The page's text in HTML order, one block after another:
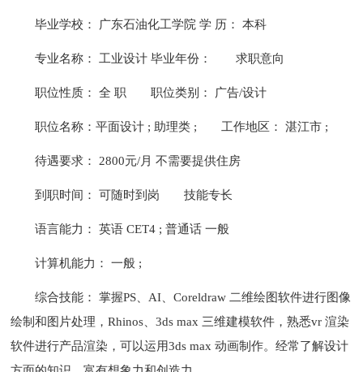
毕业学校： 广东石油化工学院 学 历： 本科
专业名称： 工业设计 毕业年份： 求职意向
职位性质： 全 职 职位类别： 广告/设计
职位名称：平面设计 ; 助理类 ; 工作地区： 湛江市 ;
待遇要求： 2800元/月 不需要提供住房
到职时间： 可随时到岗 技能专长
语言能力： 英语 CET4 ; 普通话 一般
计算机能力： 一般 ;
综合技能： 掌握PS、AI、Coreldraw 二维绘图软件进行图像
绘制和图片处理，Rhinos、3ds max 三维建模软件，熟悉vr 渲染
软件进行产品渲染，可以运用3ds max 动画制作。经常了解设计